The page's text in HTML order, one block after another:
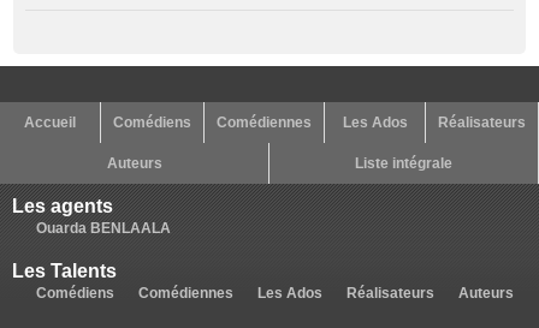
Accueil Comédiens Comédiennes Les Ados Réalisateurs
Auteurs Liste intégrale
Les agents
Ouarda BENLAALA
Les Talents
Comédiens Comédiennes Les Ados Réalisateurs Auteurs